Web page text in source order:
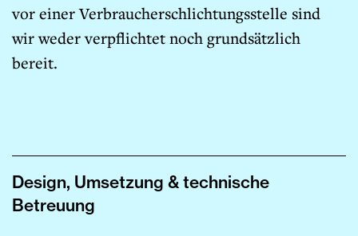
vor einer Verbraucherschlichtungsstelle sind
wir weder verpflichtet noch grundsätzlich
bereit.
Design, Umsetzung & technische
Betreuung